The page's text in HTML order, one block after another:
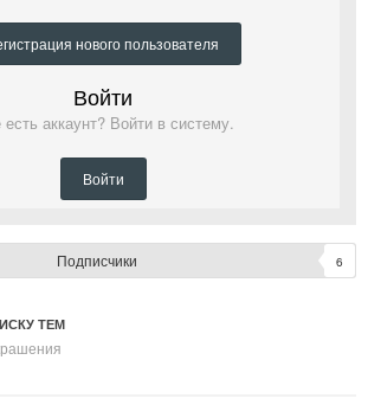
нового пользователя
Войти
аккаунт? Войти в систему.
Войти
Подписчики 6
ТЕМ